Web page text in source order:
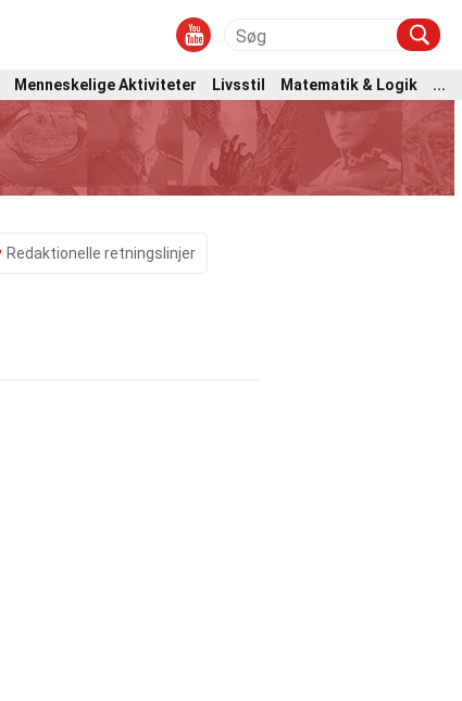
Menneskelige Aktiviteter Livsstil Matematik & Logik
...
Redaktionelle retningslinjer